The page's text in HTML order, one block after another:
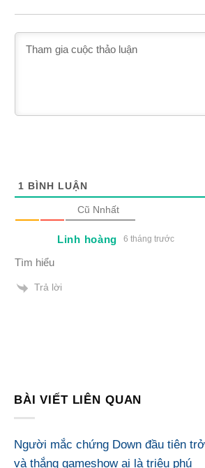
1 BÌNH LUẬN
Cũ Nnhất
Linh hoàng 6 tháng trước
Tìm hiểu
Trả lời
BÀI VIẾT LIÊN QUAN
Người mắc chứng Down đầu tiên
và thắng gameshow ai là triệu phú